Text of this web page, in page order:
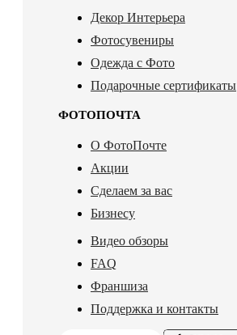
Декор Интерьера
Фотосувениры
Одежда с Фото
Подарочные сертификаты
ФОТОПОЧТА
О ФотоПочте
Акции
Сделаем за вас
Бизнесу
Видео обзоры
FAQ
Франшиза
Поддержка и контакты